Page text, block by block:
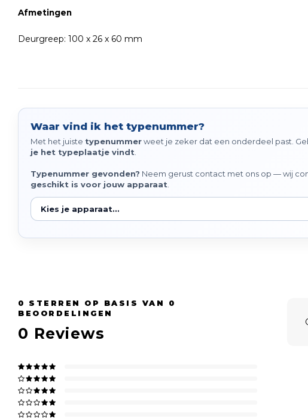
Afmetingen
Deurgreep: 100 x 26 x 60 mm
Waar vind ik het typenummer?
Met het juiste typenummerweet je zeker dat een onderdeel past.
je het typeplaatje vindt
Typenummer gevonden? Neem gerust contact met ons op — wij
geschikt is voor jouw apparaat
0 STERREN OP BASIS VAN 0
BEOORDELINGEN
0 Reviews